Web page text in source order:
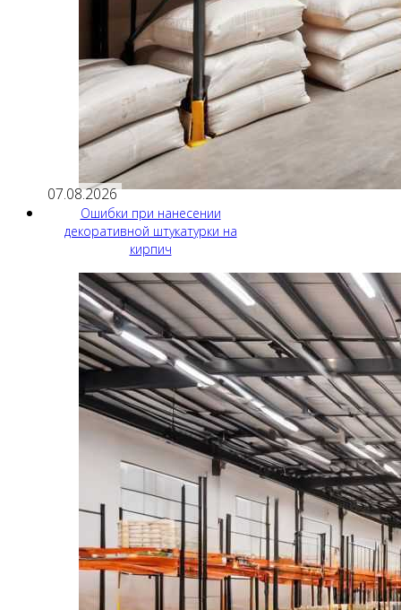
07.08.2026
Ошибки при нанесении
декоративной штукатурки на
кирпич